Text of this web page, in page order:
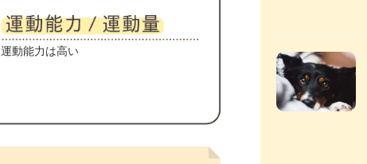
運動能力は高い